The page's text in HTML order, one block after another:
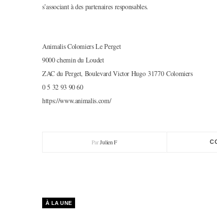
s’associant à des partenaires responsables.
Animalis Colomiers Le Perget
9000 chemin du Loudet
ZAC du Perget, Boulevard Victor Hugo 31770 Colomiers
0 5 32 93 90 60
https://www.animalis.com/
ParJulien F
À LA UNE